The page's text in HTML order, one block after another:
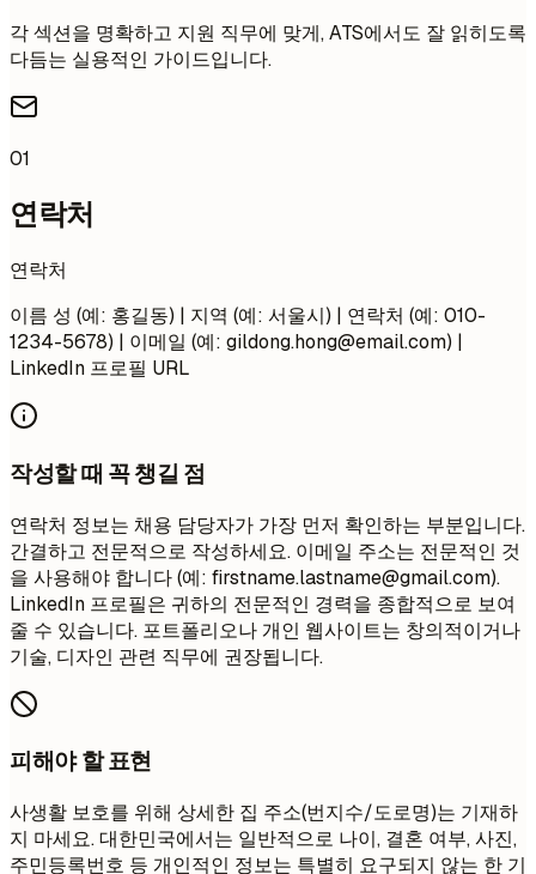
각 섹션을 명확하고 지원 직무에 맞게, ATS에서도 잘 읽히도록
다듬는 실용적인 가이드입니다.
01
연락처
연락처
이름 성 (예: 홍길동) | 지역 (예: 서울시) | 연락처 (예: 010-
1234-5678) | 이메일 (예: gildong.hong@email.com) |
LinkedIn 프로필 URL
작성할 때 꼭 챙길 점
연락처 정보는 채용 담당자가 가장 먼저 확인하는 부분입니다.
간결하고 전문적으로 작성하세요. 이메일 주소는 전문적인 것
을 사용해야 합니다 (예: firstname.lastname@gmail.com).
LinkedIn 프로필은 귀하의 전문적인 경력을 종합적으로 보여
줄 수 있습니다. 포트폴리오나 개인 웹사이트는 창의적이거나
기술, 디자인 관련 직무에 권장됩니다.
피해야 할 표현
사생활 보호를 위해 상세한 집 주소(번지수/도로명)는 기재하
지 마세요. 대한민국에서는 일반적으로 나이, 결혼 여부, 사진,
주민등록번호 등 개인적인 정보는 특별히 요구되지 않는 한 기